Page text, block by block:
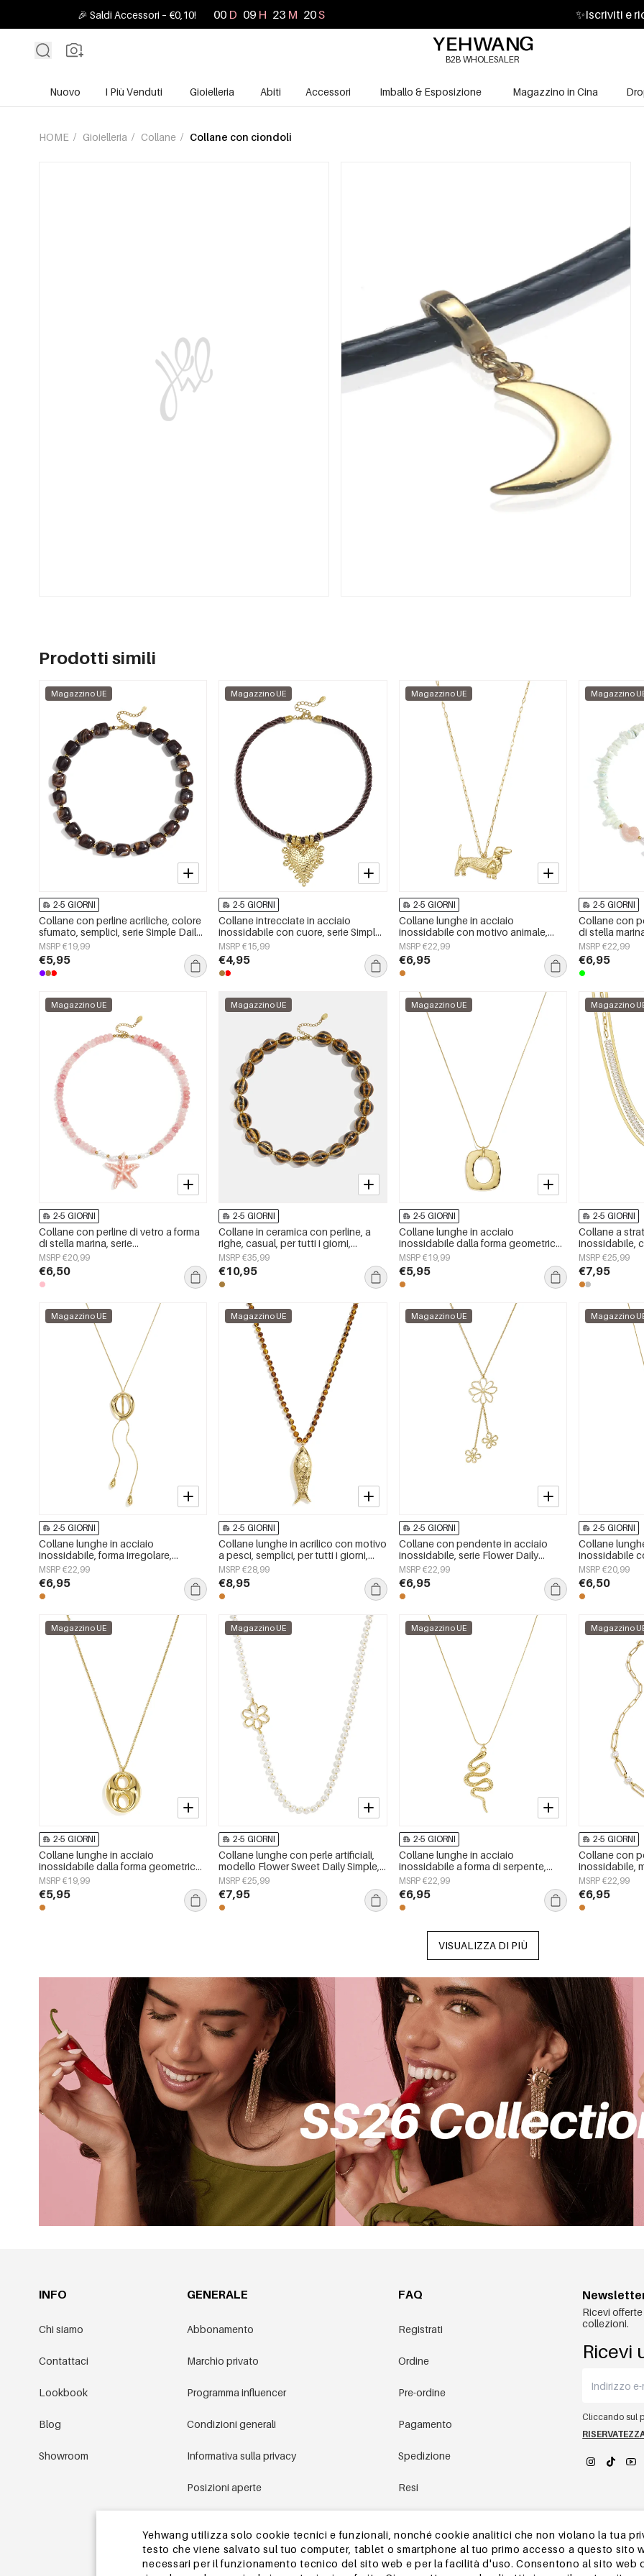
🎉 Saldi Accessori – €0,10! 00 D 09 H 23 M 19S ✨Iscriviti e
B2B WHOLESALER
Nuovo I Più Venduti Gioielleria Abiti Accessori Imballo & Esposizione Magazzino in Cina
Yehwang utilizza solo cookie tecnici e funzionali, nonché cookie analitici che non violano la tua
testo che viene salvato sul tuo computer, tablet o smartphone al tuo primo accesso a questo sito
necessari per il funzionamento tecnico del sito web e per la facilità d'uso. Consentono al sito web
HOME / Gioielleria / Collane / Collane con ciondoli
Prodotti simili
Magazzino UE
2-5 GIORNI
Collane con perline acriliche, colore
sfumato, semplici, serie Simple Daily,
gioielli da donna
MSRP €19,99
€5,95
Magazzino UE
2-5 GIORNI
Collane intrecciate in acciaio
inossidabile con cuore, serie Simple
Daily Simple, gioielli da donna
MSRP €15,99
€4,95
Magazzino UE
2-5 GIORNI
Collane lunghe in acciaio
inossidabile con motivo animale,
serie semplice per tutti i giorni,
gioielli da donna
MSRP €22,99
€6,95
Magazzino
2-5 GIORNI
Collane con
di stella
MSRP €22,99
€6,95
Magazzino UE
2-5 GIORNI
Collane con perline di vetro a forma
di stella marina, serie
&quot;Vacanze/Spiaggia
Romantica&quot;, gioielli da donna.
MSRP €20,99
€6,50
Magazzino UE
2-5 GIORNI
Collane in ceramica con perline, a
righe, casual, per tutti i giorni,
semplici, gioielli da donna
MSRP €35,99
€10,95
Magazzino UE
2-5 GIORNI
Collane lunghe in acciaio
inossidabile dalla forma geometrica,
semplici, della serie Simple, perfette
per tutti i giorni. Gioielli da donna.
MSRP €19,99
€5,95
Magazzino
2-5 GIORNI
Collane a
inossidabile,
quotidiane,
gioielli
MSRP €25,99
€7,95
Magazzino UE
2-5 GIORNI
Collane lunghe in acciaio
inossidabile, forma irregolare,
semplici, serie Simple Daily, gioielli
da donna
MSRP €22,99
€6,95
Magazzino UE
2-5 GIORNI
Collane lunghe in acrilico con motivo
a pesci, semplici, per tutti i giorni,
della serie Simple, gioielli da donna.
MSRP €28,99
€8,95
Magazzino UE
2-5 GIORNI
Collane con pendente in acciaio
inossidabile, serie Flower Daily
Simple, gioielli da donna
MSRP €22,99
€6,95
Magazzino
2-5 GIORNI
Collane
inossidabile
serie casual e
giorni, gioielli
MSRP €20,99
€6,50
Magazzino UE
2-5 GIORNI
Collane lunghe in acciaio
inossidabile dalla forma geometrica,
semplici, della serie Simple, perfette
per tutti i giorni. Gioielli da donna.
MSRP €19,99
€5,95
Magazzino UE
2-5 GIORNI
Collane lunghe con perle artificiali,
modello Flower Sweet Daily Simple,
gioielli da donna
MSRP €25,99
€7,95
Magazzino UE
2-5 GIORNI
Collane lunghe in acciaio
inossidabile a forma di serpente,
semplici, della serie Simple Daily,
gioielli da donna
MSRP €22,99
€6,95
Magazzino
2-5 GIORNI
Collane con
inossidabile,
serie Daily
MSRP €22,99
€6,95
VISUALIZZA DI PIÙ
INFO
Chi siamo
Contattaci
Lookbook
Blog
Showroom
GENERALE
Abbonamento
Marchio privato
Programma influencer
Condizioni generali
Informativa sulla privacy
Posizioni aperte
Mappa del sito
FAQ
Registrati
Ordine
Pre-ordine
Pagamento
Spedizione
Resi
Altre domande
Ricevi
collezioni.
Ricevi
Cliccando sul